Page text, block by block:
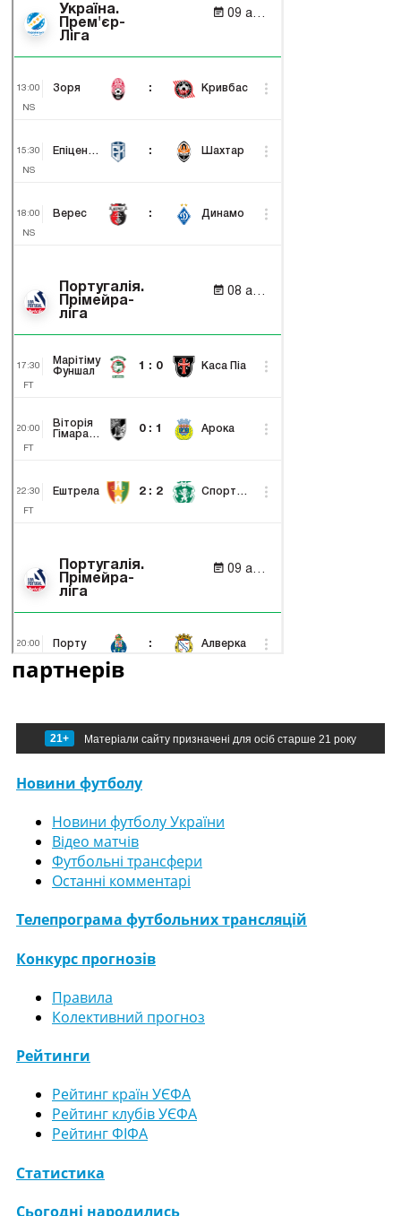
партнерів
21+ Матеріали сайту призначені для осіб старше 21 року
Новини футболу
Новини футболу України
Відео матчів
Футбольні трансфери
Останні комментарі
Телепрограма футбольних трансляцій
Конкурс прогнозів
Правила
Колективний прогноз
Рейтинги
Рейтинг країн УЄФА
Рейтинг клубів УЄФА
Рейтинг ФІФА
Статистика
Сьогодні народились